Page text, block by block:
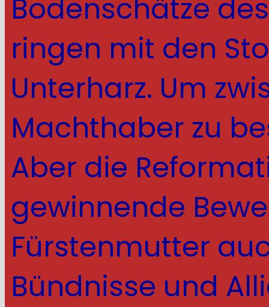
Bodenschätze
ringen mit den
Unterharz. Um
Machthaber zu
Aber die
gewinnende
Fürstenmutter
Bündnisse und